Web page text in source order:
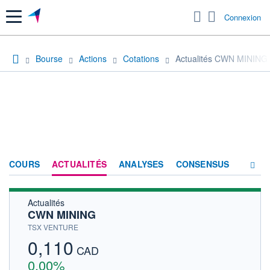
Menu Connexion
Bourse Actions Cotations Actualités CWN MINING
COURS ACTUALITÉS ANALYSES CONSENSUS
Actualités
CWN MINING
TSX VENTURE
0,110 CAD
0,00%